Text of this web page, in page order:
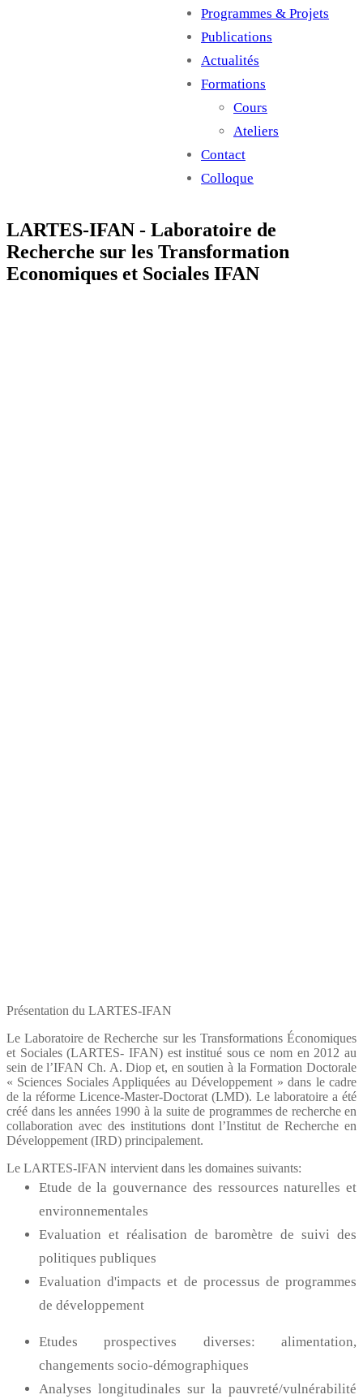
Programmes & Projets
Publications
Actualités
Formations
Cours
Ateliers
Contact
Colloque
LARTES-IFAN - Laboratoire de
Recherche sur les Transformation
Economiques et Sociales IFAN
Présentation du LARTES-IFAN
Le Laboratoire de Recherche sur les Transformations Économiques
et Sociales (LARTES- IFAN) est institué sous ce nom en 2012 au
sein de l’IFAN Ch. A. Diop et, en soutien à la Formation Doctorale
« Sciences Sociales Appliquées au Développement » dans le cadre
de la réforme Licence-Master-Doctorat (LMD). Le laboratoire a été
créé dans les années 1990 à la suite de programmes de recherche en
collaboration avec des institutions dont l’Institut de Recherche en
Développement (IRD) principalement.
Le LARTES-IFAN intervient dans les domaines suivants:
Etude de la gouvernance des ressources naturelles et
environnementales
Evaluation et réalisation de baromètre de suivi des
politiques publiques
Evaluation d'impacts et de processus de programmes
de développement
Etudes prospectives diverses: alimentation,
changements socio-démographiques
Analyses longitudinales sur la pauvreté/vulnérabilité